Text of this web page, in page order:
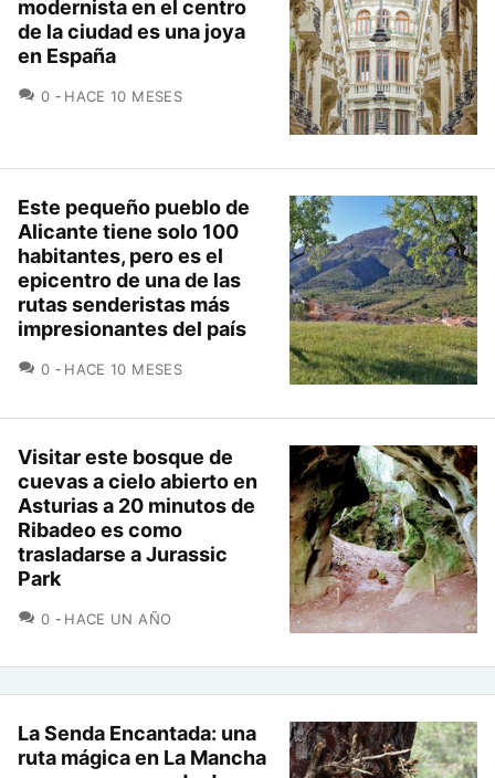
modernista en el centro
de la ciudad es una joya
en España
0 COMENTARIOS
HACE 10 MESES
Este pequeño pueblo de
Alicante tiene solo 100
habitantes, pero es el
epicentro de una de las
rutas senderistas más
impresionantes del país
0 COMENTARIOS
HACE 10 MESES
Visitar este bosque de
cuevas a cielo abierto en
Asturias a 20 minutos de
Ribadeo es como
trasladarse a Jurassic
Park
0 COMENTARIOS
HACE UN AÑO
La Senda Encantada: una
ruta mágica en La Mancha